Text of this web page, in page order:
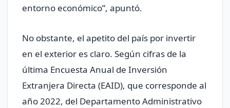
entorno económico”, apuntó.
No obstante, el apetito del país por invertir
en el exterior es claro. Según cifras de la
última Encuesta Anual de Inversión
Extranjera Directa (EAID), que corresponde al
año 2022, del Departamento Administrativo